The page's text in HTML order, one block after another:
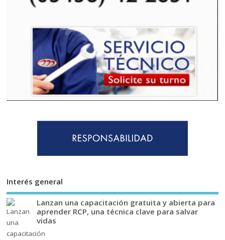
Interés general
Lanzan una capacitación gratuita y abierta para
aprender RCP, una técnica clave para salvar
vidas